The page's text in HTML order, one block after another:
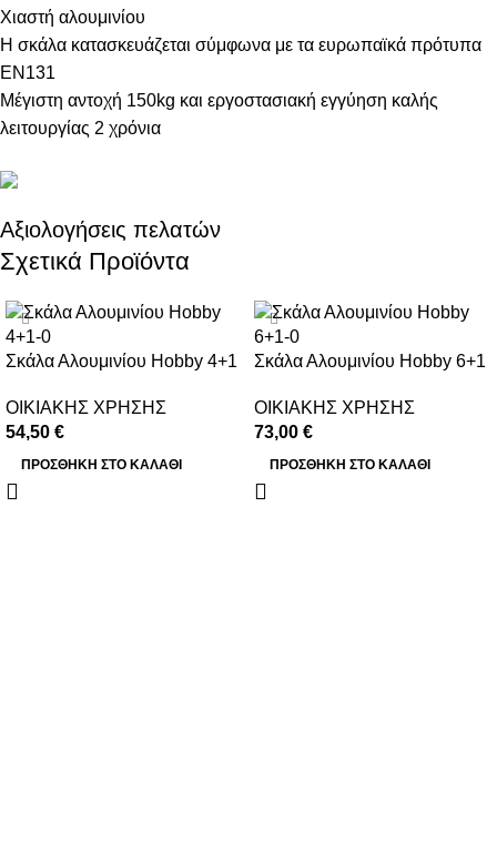
Χιαστή αλουμινίου
Η σκάλα κατασκευάζεται σύμφωνα με τα ευρωπαϊκά πρότυπα
EN131
Μέγιστη αντοχή 150kg και εργοστασιακή εγγύηση καλής
λειτουργίας 2 χρόνια
Αξιολογήσεις πελατών
Σχετικά Προϊόντα
Σκάλα Αλουμινίου Hobby 4+1
ΟΙΚΙΑΚΗΣ ΧΡΗΣΗΣ
54,50 €
ΠΡΟΣΘΉΚΗ ΣΤΟ ΚΑΛΆΘΙ
Σκάλα Αλουμινίου Hobby 6+1
ΟΙΚΙΑΚΗΣ ΧΡΗΣΗΣ
73,00 €
ΠΡΟΣΘΉΚΗ ΣΤΟ ΚΑΛΆΘΙ